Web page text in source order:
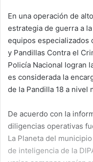
En una operación de
estrategia de guerra a la
equipos especializados
y Pandillas Contra el
Policía Nacional logran
es considerada la
de la Pandilla 18 a nivel
De acuerdo con la
diligencias operativas
La Planeta del
de inteligencia de la